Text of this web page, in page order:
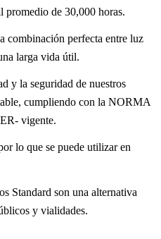
promedio de 30,000 horas.
combinación perfecta entre luz
larga vida útil.
y la seguridad de nuestros
cumpliendo con la NORMA
vigente.
lo que se puede utilizar en
Standard son una alternativa
y vialidades.